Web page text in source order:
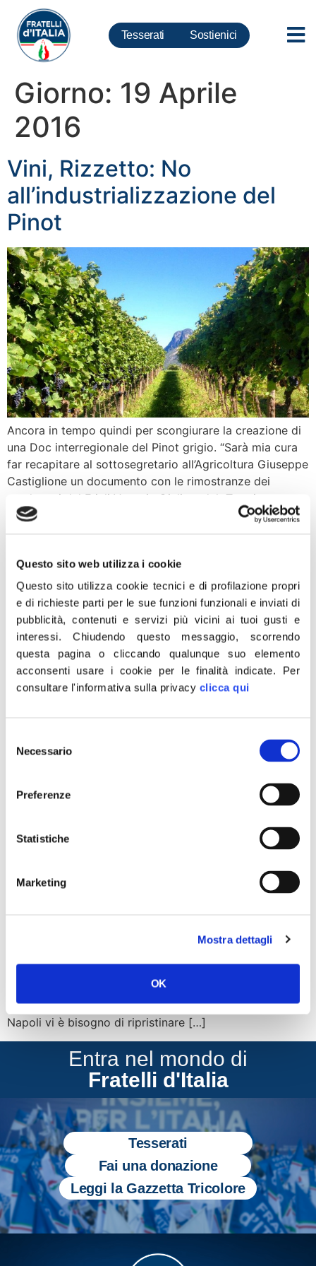
Questo sito web utilizza i cookie
Questo sito utilizza cookie tecnici e di profilazione propri
e di richieste parti per le sue funzioni funzionali e inviati di
pubblicità, contenuti e servizi più vicini ai tuoi gusti e
interessi.Chiudendo questo messaggio, scorrendo
questa pagina o cliccando qualunque suo elemento
acconsenti usare i cookie per le finalità indicate. Per
consultare l'informativa sulla privacy clicca qui
delNecessario
Preferenze
Statistiche
Marketing
Mostra dettagli
OK
Tesserati Sostienici
Giorno: 19 Aprile
2016
Vini, Rizzetto: No
all’industrializzazione del
Pinot
Ancora in tempo quindi per scongiurare la creazione di
una Doc interregionale del Pinot grigio. “Sarà mia cura
far recapitare al sottosegretario all’Agricoltura Giuseppe
Castiglione un documento con le rimostranze dei
produttori del Friuli Venezia Giulia e del Trentino
rispetto a questa operazione di massificazione del Pinot
Taglialatela: Continuano
episodi di violenza a Napoli.
Da sindaco lavorerò ad una
città che tuteli persone
perbene
mettono a repentaglio l’incolumità delle persone
pieno giorno in mezzo alla folla da parte di una banda
di rapinatori all’assalto di un furgone portavalori. A
Napoli vi è bisogno di ripristinare […]
Entra nel mondo di
Fratelli d'Italia
Tesserati
Fai una donazione
Leggi la Gazzetta Tricolore